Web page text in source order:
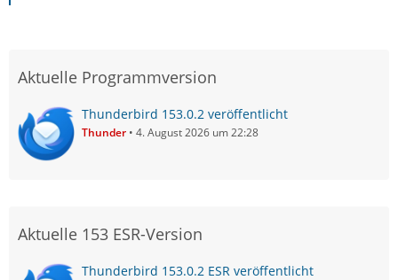
Aktuelle Programmversion
Thunderbird 153.0.2 veröffentlicht
Thunder 4. August 2026 um 22:28
Aktuelle 153 ESR-Version
Thunderbird 153.0.2 ESR veröffentlicht